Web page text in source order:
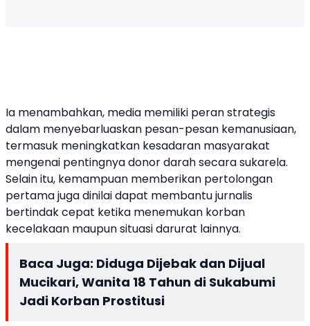
Ia menambahkan, media memiliki peran strategis
dalam menyebarluaskan pesan-pesan kemanusiaan,
termasuk meningkatkan kesadaran masyarakat
mengenai pentingnya donor darah secara sukarela.
Selain itu, kemampuan memberikan pertolongan
pertama juga dinilai dapat membantu jurnalis
bertindak cepat ketika menemukan korban
kecelakaan maupun situasi darurat lainnya.
Baca Juga: Diduga Dijebak dan Dijual
Mucikari, Wanita 18 Tahun di Sukabumi
Jadi Korban Prostitusi